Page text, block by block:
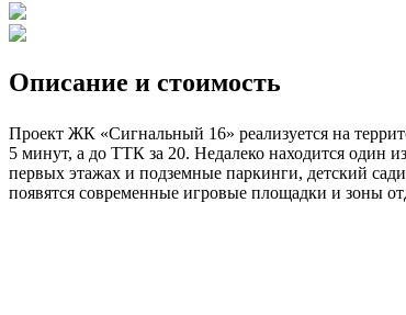
Описание и стоимость
Проект ЖК «Сигнальный 16» реализуется на
5 минут, а до ТТК за 20. Недалеко находится один
первых этажах и подземные паркинги, детский
появятся современные игровые площадки и зоны